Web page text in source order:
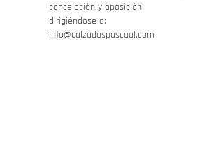
cancelación y oposición
dirigiéndose a:
info@calzadospascual.com